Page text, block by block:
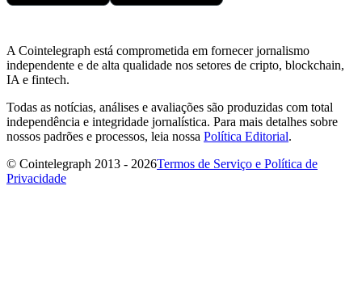
A Cointelegraph está comprometida em fornecer jornalismo
independente e de alta qualidade nos setores de cripto, blockchain,
IA e fintech.
Todas as notícias, análises e avaliações são produzidas com total
independência e integridade jornalística. Para mais detalhes sobre
nossos padrões e processos, leia nossa Política Editorial.
© Cointelegraph 2013 - 2026Termos de Serviço e Política de
Privacidade